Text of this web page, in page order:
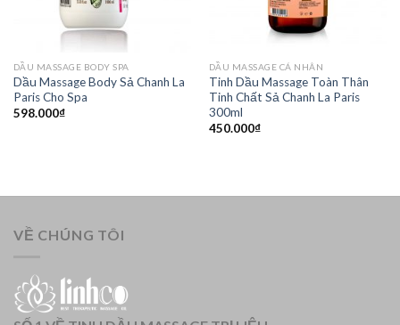
DẦU MASSAGE BODY SPA
Dầu Massage Body Sả Chanh La
Paris Cho Spa
598.000₫
DẦU MASSAGE CÁ NHÂN
Tinh Dầu Massage Toàn Thân
Tinh Chất Sả Chanh La Paris
300ml
450.000₫
VỀ CHÚNG TÔI